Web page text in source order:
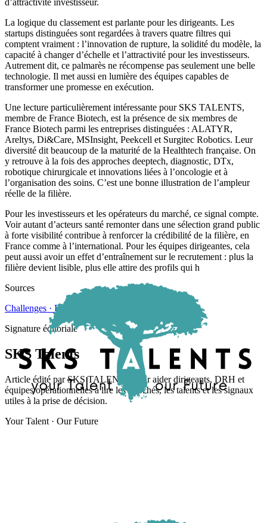
La logique du classement est parlante pour les dirigeants. Les
startups distinguées sont regardées à travers quatre filtres qui
comptent vraiment : l’innovation de rupture, la solidité du modèle, la
capacité à changer d’échelle et l’attractivité pour les investisseurs.
Autrement dit, ce palmarès ne récompense pas seulement une belle
technologie. Il met aussi en lumière des équipes capables de
transformer une promesse en exécution.
Une lecture particulièrement intéressante pour SKS TALENTS,
membre de France Biotech, est la présence de six membres de
France Biotech parmi les entreprises distinguées : ALATYR,
Areltys, Di&Care, MSInsight, Peekcell et Surgitec Robotics. Leur
diversité dit beaucoup de la maturité de la Healthtech française. On
y retrouve à la fois des approches deeptech, diagnostic, DTx,
robotique chirurgicale et innovations liées à l’oncologie et à
l’organisation des soins. C’est une bonne illustration de l’ampleur
réelle de la filière.
Pour les investisseurs et les opérateurs du marché, ce signal compte.
Voir autant d’acteurs santé remonter dans une sélection grand public
à forte visibilité contribue à renforcer la crédibilité de la filière, en
France comme à l’international. Pour les équipes dirigeantes, cela
peut aussi avoir un effet d’entraînement sur le recrutement : plus la
filière devient lisible, plus elle attire des profils qui h
Sources
Challenges · France Biotech
Signature éditoriale
SKS Talents
Article édité par SKS TALENTS pour aider dirigeants, DRH et
équipes opérationnelles à lire les marchés, les talents et les signaux
utiles à la prise de décision.
Your Talent · Our Future